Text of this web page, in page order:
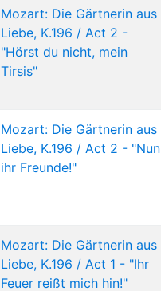
Mozart: Die Gärtnerin aus
Liebe, K.196 / Act 2 -
"Hörst du nicht, mein
Tirsis"
Mozart: Die Gärtnerin aus
Liebe, K.196 / Act 2 - "Nun
ihr Freunde!"
Mozart: Die Gärtnerin aus
Liebe, K.196 / Act 1 - "Ihr
Feuer reißt mich hin!"